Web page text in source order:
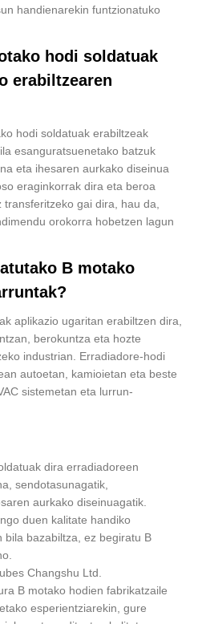
handienarekin funtzionatuko
hodi soldatuak
erabiltzearen
hodi soldatuak erabiltzeak
esanguratsuenetako batzuk
eta ihesaren aurkako diseinua
eraginkorrak dira eta beroa
gai dira, hau da,
orokorra hobetzen lagun
B motako
aplikazio ugaritan erabiltzen dira,
berokuntza eta hozte
industrian. Erradiadore-hodi
autoetan, kamioietan eta beste
sistemetan eta lurrun-
dira erradiadoreen
sendotasunagatik,
aurkako diseinuagatik.
duen kalitate handiko
bazabiltza, ez begiratu B
Changshu Ltd.
B motako hodien fabrikatzaile
esperientziarekin, gure